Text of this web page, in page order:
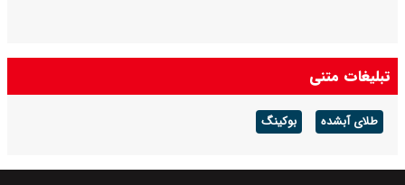
تبلیغات متنی
طلای آبشده بوکینگ